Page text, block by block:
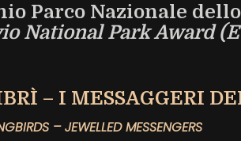
Parco Nazionale
National Park Award
– I MESSAGGERI
– JEWELLED MESSENGERS